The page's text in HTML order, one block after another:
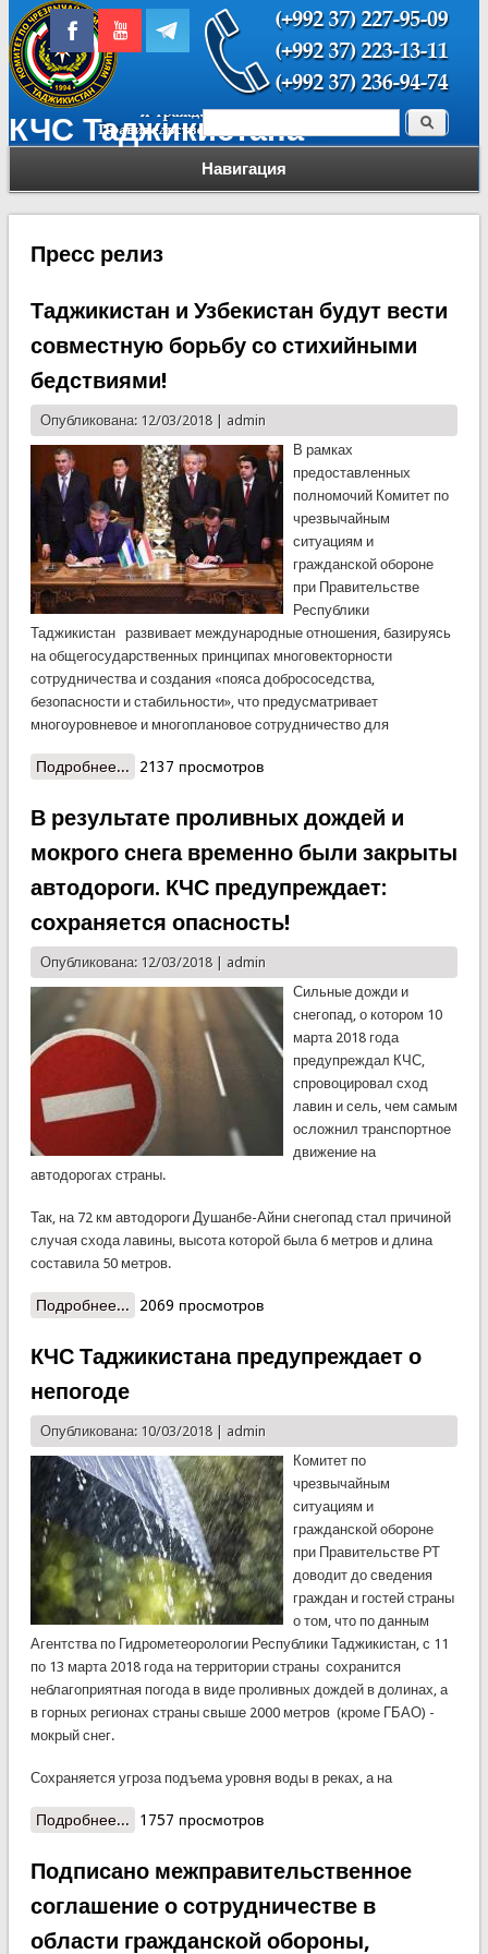
КЧС Таджикистана
Навигация
Форма поиска Поиск
Пресс релиз
Таджикистан и Узбекистан будут вести
совместную борьбу со стихийными
бедствиями!
Опубликована: 12/03/2018 | admin
В рамках
предоставленных
полномочий Комитет по
чрезвычайным
ситуациям и
гражданской обороне
при Правительстве
Республики
Таджикистан развивает международные отношения, базируясь
на общегосударственных принципах многовекторности
сотрудничества и создания «пояса добрососедства,
безопасности и стабильности», что предусматривает
многоуровневое и многоплановое сотрудничество для
Подробнее... о Таджикистан и Узбекистан будут вести
2137 просмотров
В результате проливных дождей и
мокрого снега временно были закрыты
автодороги. КЧС предупреждает:
сохраняется опасность!
Опубликована: 12/03/2018 | admin
Сильные дожди и
снегопад, о котором 10
марта 2018 года
предупреждал КЧС,
спровоцировал сход
лавин и сель, чем самым
осложнил транспортное
движение на
автодорогах страны.
Так, на 72 км автодороги Душанбе-Айни снегопад стал причиной
случая схода лавины, высота которой была 6 метров и длина
составила 50 метров.
Подробнее... о В результате проливных дождей и мокрого
предупреждает: сохраняется опасность!
2069 просмотров
КЧС Таджикистана предупреждает о
непогоде
Опубликована: 10/03/2018 | admin
Комитет по
чрезвычайным
ситуациям и
гражданской обороне
при Правительстве РТ
доводит до сведения
граждан и гостей страны
о том, что по данным
Агентства по Гидрометеорологии Республики Таджикистан, с 11
по 13 марта 2018 года на территории страны сохранится
неблагоприятная погода в виде проливных дождей в долинах, а
в горных регионах страны свыше 2000 метров (кроме ГБАО) -
мокрый снег.
Сохраняется угроза подъема уровня воды в реках, а на
Подробнее... о КЧС Таджикистана предупреждает о непогоде
1757 просмотров
Подписано межправительственное
соглашение о сотрудничестве в
области гражданской обороны,